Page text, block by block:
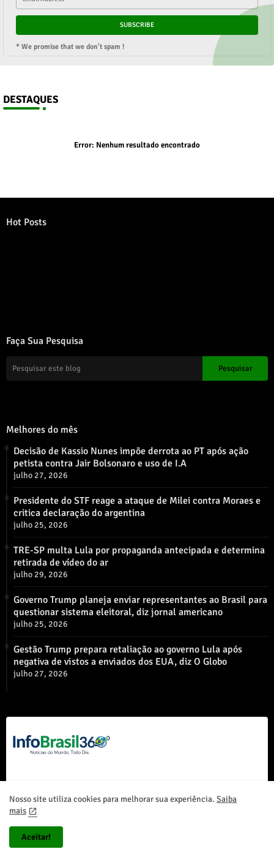
* We promise that we don't spam !
DESTAQUES
Error: Nenhum resultado encontrado
Hot Posts
Faça Sua Pesquisa
Melhores do mês
Decisão de Kassio Nunes impõe derrota ao PT após ação
petista contra Jair Bolsonaro e uso de I.A
julho 27, 2026
Presidente do STF reage a ataque de Milei contra Moraes e
critica declaração do argentina
julho 25, 2026
TRE-SP multa Lula por propaganda antecipada e determina
retirada de vídeo do ar
julho 29, 2026
Governo Trump planeja enviar representantes ao Brasil para
questionar sistema eleitoral, diz jornal americano
julho 25, 2026
Gestão Trump prepara retaliação ao governo Lula após
negativa de vistos a enviados dos EUA, diz O Globo
julho 27, 2026
Home
Nosso site utiliza cookies para melhorar sua experiência. Saiba
mais
Aceitar!